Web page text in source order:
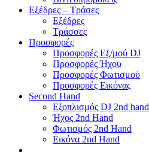
Εξέδρες – Τράσες
Εξέδρες
Τράσσες
Προσφορές
Προσφορές Εξ/μού DJ
Προσφορές Ήχου
Προσφορές Φωτισμού
Προσφορές Εικόνας
Second Hand
Εξοπλισμός DJ 2nd hand
Ήχος 2nd Hand
Φωτισμός 2nd Hand
Εικόνα 2nd Hand